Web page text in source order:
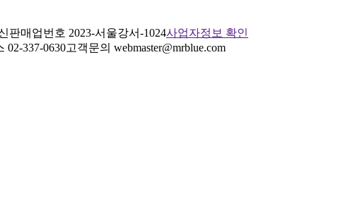
판매업번호 2023-서울강서-1024사업자정보 확인
02-337-0630고객문의 webmaster@mrblue.com